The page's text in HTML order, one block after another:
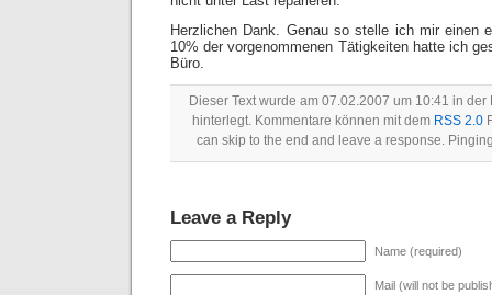
Herzlichen Dank. Genau so stelle ich mir einen
10% der vorgenommenen Tätigkeiten hatte ich
Büro.
Dieser Text wurde am 07.02.2007 um 10:41 in
hinterlegt. Kommentare können mit dem RSS 2.0
can skip to the end and leave a response.
Leave a Reply
Name (required)
Mail (will not be